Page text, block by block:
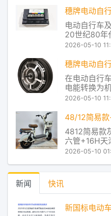
在严格控制
压、放电电
相近的
穗牌电动自
电动自行车
20世纪80年
的发展过程
术并没有过
题是电源没
的电源是
2026-05-10
穗牌电动自
在电动自行
电能转换为
车的轮毂部
电机也包括
带的能源有
通工具，更
2026-05-10
48/12简易
4812简易款
六管+16H天
110大鼓，有
2026-05-10
新闻 快讯
新国标电动